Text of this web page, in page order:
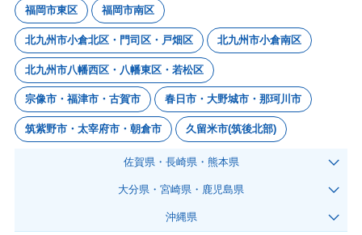
福岡市東区 福岡市南区
北九州市小倉北区・門司区・戸畑区 北九州市小倉南区
北九州市八幡西区・八幡東区・若松区
宗像市・福津市・古賀市 春日市・大野城市・那珂川市
筑紫野市・太宰府市・朝倉市 久留米市(筑後北部)
佐賀県・長崎県・熊本県
大分県・宮崎県・鹿児島県
沖縄県